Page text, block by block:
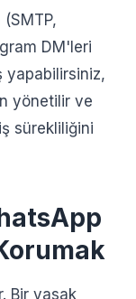
DM'leri
yapabilirsiniz,
yönetilir ve
sürekliliğini
Bir yasak